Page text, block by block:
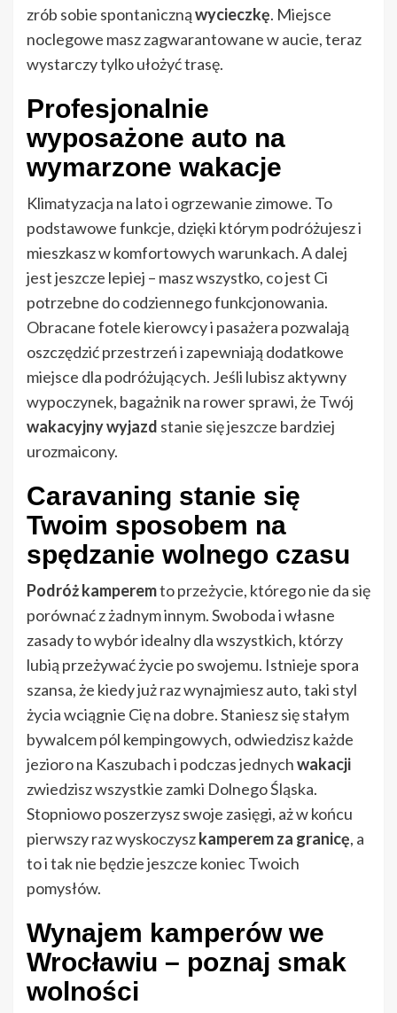
zrób sobie spontanicznąwycieczkę. Miejsce
noclegowe masz zagwarantowane w aucie, teraz
wystarczy tylko ułożyć trasę.
Profesjonalnie
wyposażone auto na
wymarzone wakacje
Klimatyzacja na lato i ogrzewanie zimowe. To
podstawowe funkcje, dzięki którym podróżujesz i
mieszkasz w komfortowych warunkach. A dalej
jest jeszcze lepiej – masz wszystko, co jest Ci
potrzebne do codziennego funkcjonowania.
Obracane fotele kierowcy i pasażera pozwalają
oszczędzić przestrzeń i zapewniają dodatkowe
miejsce dla podróżujących. Jeśli lubisz aktywny
wypoczynek, bagażnik na rower sprawi, że Twój
wakacyjny wyjazd stanie się jeszcze bardziej
urozmaicony.
Caravaning stanie się
Twoim sposobem na
spędzanie wolnego czasu
Podróż kamperemto przeżycie, którego nie da się
porównać z żadnym innym. Swoboda i własne
zasady to wybór idealny dla wszystkich, którzy
lubią przeżywać życie po swojemu. Istnieje spora
szansa, że kiedy już raz wynajmiesz auto, taki styl
życia wciągnie Cię na dobre. Staniesz się stałym
bywalcem pól kempingowych, odwiedzisz każde
jezioro na Kaszubach i podczas jednychwakacji
zwiedzisz wszystkie zamki Dolnego Śląska.
Stopniowo poszerzysz swoje zasięgi, aż w końcu
pierwszy raz wyskoczyszkamperem za granicę, a
to i tak nie będzie jeszcze koniec Twoich
pomysłów.
Wynajem kamperów we
Wrocławiu – poznaj smak
wolności